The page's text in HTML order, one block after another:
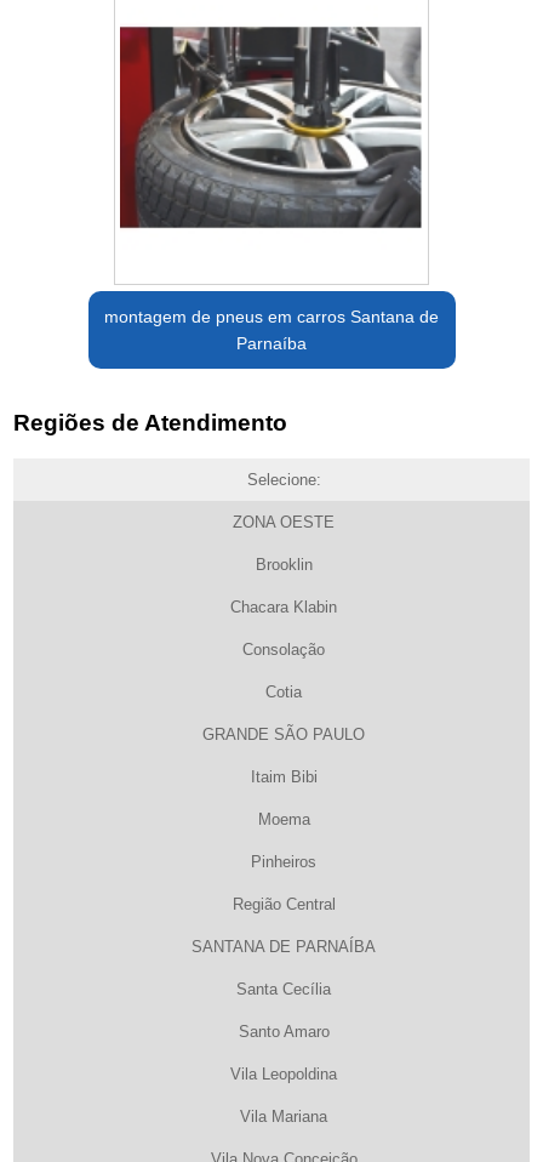
montagem de pneus em carros Santana de
Parnaíba
Regiões de Atendimento
Selecione:
ZONA OESTE
Brooklin
Chacara Klabin
Consolação
Cotia
GRANDE SÃO PAULO
Itaim Bibi
Moema
Pinheiros
Região Central
SANTANA DE PARNAÍBA
Santa Cecília
Santo Amaro
Vila Leopoldina
Vila Mariana